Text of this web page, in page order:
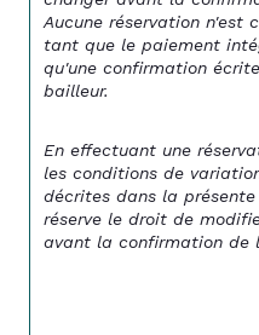
Aucune réservation n'est
tant que le paiement
qu'une confirmation
bailleur.
En effectuant une
les conditions de
décrites dans la
réserve le droit de
avant la confirmation de